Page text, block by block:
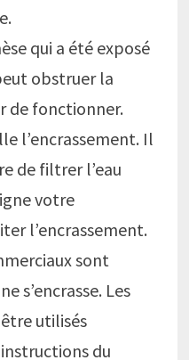
qui a été exposé
obstruer la
de fonctionner.
l’encrassement. Il
de filtrer l’eau
votre
l’encrassement.
sont
s’encrasse. Les
utilisés
du